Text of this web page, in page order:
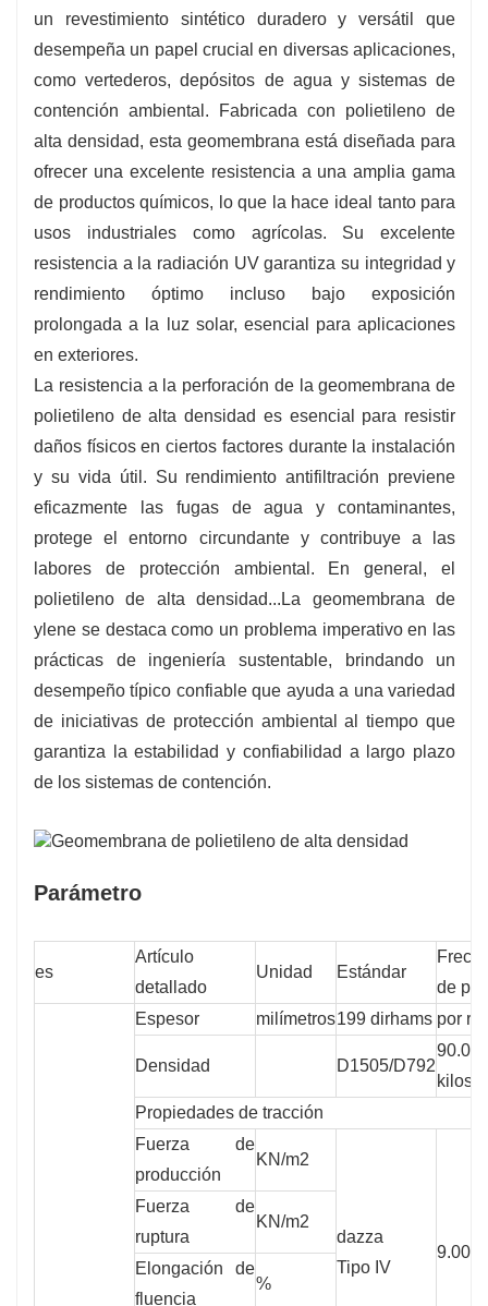
-Estabilidad UV:Resistente a la radiación
ultravioleta, prolongando la vida útil de la
membrana.
-Rentable :Ofrece una estabilidad en el
rendimiento universal primario diario y
asequibilidad, reduciendo los costos comunes
del proyecto.
-Protección ambiental:Previene la
contaminación del suelo y de las aguas
subterráneas, promoviendo la sostenibilidad.
un revestimiento sintético duradero y versátil que
desempeña un papel crucial en diversas aplicaciones,
como vertederos, depósitos de agua y sistemas de
contención ambiental. Fabricada con polietileno de
alta densidad, esta geomembrana está diseñada para
ofrecer una excelente resistencia a una amplia gama
de productos químicos, lo que la hace ideal tanto para
usos industriales como agrícolas. Su excelente
resistencia a la radiación UV garantiza su integridad y
rendimiento óptimo incluso bajo exposición
prolongada a la luz solar, esencial para aplicaciones
en exteriores.
La resistencia a la perforación de la geomembrana de
polietileno de alta densidad es esencial para resistir
daños físicos en ciertos factores durante la instalación
y su vida útil. Su rendimiento antifiltración previene
eficazmente las fugas de agua y contaminantes,
protege el entorno circundante y contribuye a las
labores de protección ambiental. En general, el
polietileno de alta densidad... La geomembrana de
ylene se destaca como un problema imperativo en las
prácticas de ingeniería sustentable, brindando un
desempeño típico confiable que ayuda a una variedad
de iniciativas de protección ambiental al tiempo que
garantiza la estabilidad y confiabilidad a largo plazo
de los sistemas de contención.
Parámetro
es
Artículo
detallado
Unidad Estándar
de
Espesor milímetros199 dirhams por
Densidad D1505/D792
kilos
Propiedades de tracción
Fuerza de
producción
KN/m2
dazza
Tipo IV
9.000
Fuerza de
ruptura
KN/m2
Elongación de
fluencia
%